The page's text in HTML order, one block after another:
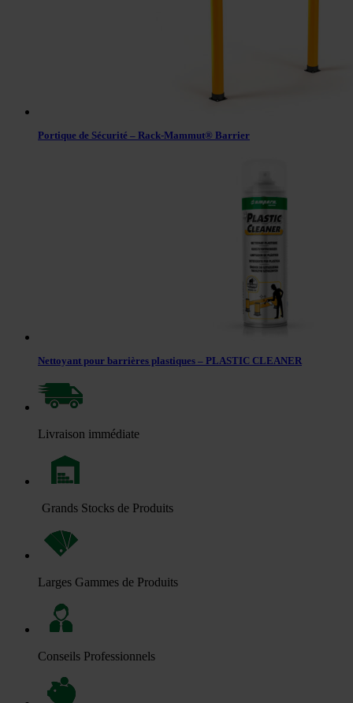
Portique de Sécurité – Rack-Mammut® Barrier
Nettoyant pour barrières plastiques – PLASTIC CLEANER
Livraison immédiate
Grands Stocks de Produits
Larges Gammes de Produits
Conseils Professionnels